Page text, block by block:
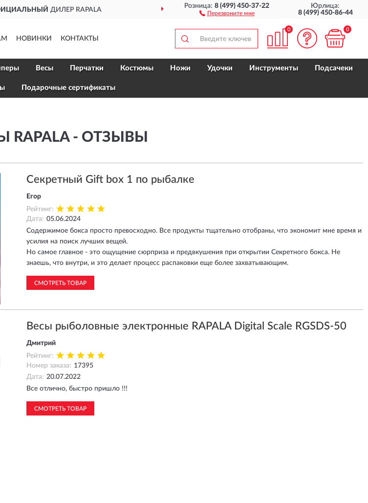
ДИЛЕР RAPALA ДОСТАВИМ ПО ВСЕЙ РОССИИ
Розница:8 (499) 450-37-22
Перезвоните мне
Юрлица:
8 (499) 450-86-44
НОВИНКИ КОНТАКТЫ
0 0
Весы Перчатки Костюмы Ножи Удочки Инструменты Подсачеки
Подарочные сертификаты
- ОТЗЫВЫ
Секретный Gift box 1 по рыбалке
Егор
Рейтинг:
Дата: 05.06.2024
Содержимое бокса просто превосходно. Все продукты тщательно отобраны, что экономит мне время и
усилия на поиск лучших вещей.
Но самое главное - это ощущение сюрприза и предвкушения при открытии Секретного бокса. Не
знаешь, что внутри, и это делает процесс распаковки еще более захватывающим.
СМОТРЕТЬ ТОВАР
Весы рыболовные электронные RAPALA Digital Scale RGSDS-50
Дмитрий
Рейтинг:
Номер заказа: 17395
Дата: 20.07.2022
Все отлично, быстро пришло !!!
СМОТРЕТЬ ТОВАР